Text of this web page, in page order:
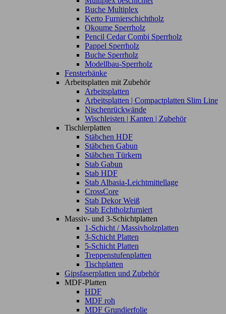
Buche Multiplex
Kerto Furnierschichtholz
Okoume Sperrholz
Pencil Cedar Combi Sperrholz
Pappel Sperrholz
Buche Sperrholz
Modellbau-Sperrholz
Fensterbänke
Arbeitsplatten mit Zubehör
Arbeitsplatten
Arbeitsplatten | Compactplatten Slim Line
Nischenrückwände
Wischleisten | Kanten | Zubehör
Tischlerplatten
Stäbchen HDF
Stäbchen Gabun
Stäbchen Türkern
Stab Gabun
Stab HDF
Stab Albasia-Leichtmittellage
CrossCore
Stab Dekor Weiß
Stab Echtholzfurniert
Massiv- und 3-Schichtplatten
1-Schicht / Massivholzplatten
3-Schicht Platten
5-Schicht Platten
Treppenstufenplatten
Tischplatten
Gipsfaserplatten und Zubehör
MDF-Platten
HDF
MDF roh
MDF Grundierfolie